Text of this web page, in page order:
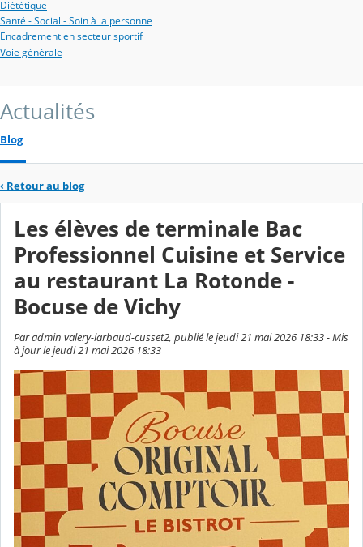
Diététique
Santé - Social - Soin à la personne
Encadrement en secteur sportif
Voie générale
Actualités
Blog
‹ Retour au blog
Les élèves de terminale Bac
Professionnel Cuisine et Service
au restaurant La Rotonde -
Bocuse de Vichy
Par admin valery-larbaud-cusset2, publié le jeudi 21 mai 2026 18:33 - Mis
à jour le jeudi 21 mai 2026 18:33